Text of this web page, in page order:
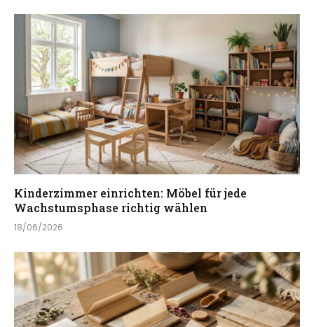
Kinderzimmer einrichten: Möbel für jede
Wachstumsphase richtig wählen
18/06/2026